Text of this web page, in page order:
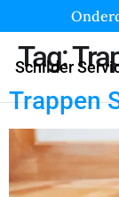
Schilder
Tag:
Trappen